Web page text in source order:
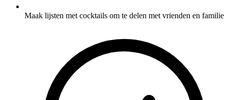
Maak lijsten met cocktails om te delen met vrienden en familie